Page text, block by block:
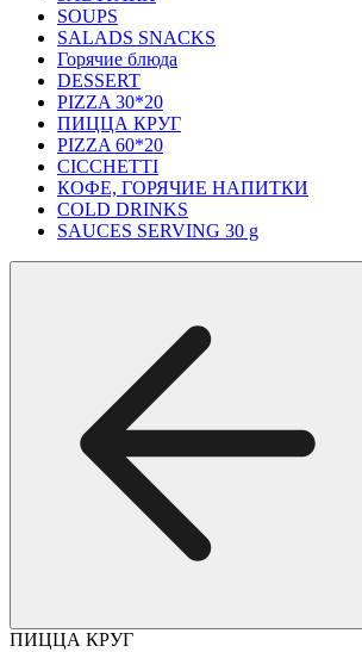
SOUPS
SALADS SNACKS
Горячие блюда
DESSERT
PIZZA 30*20
ПИЦЦА КРУГ
PIZZA 60*20
CICCHETTI
КОФЕ, ГОРЯЧИЕ НАПИТКИ
COLD DRINKS
SAUCES SERVING 30 g
ПИЦЦА КРУГ